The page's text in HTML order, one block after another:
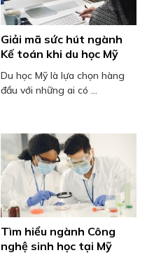
Giải mã sức hút ngành
Kế toán khi du học Mỹ
Du học Mỹ là lựa chọn hàng
đầu với những ai có ...
Tìm hiểu ngành Công
nghệ sinh học tại Mỹ